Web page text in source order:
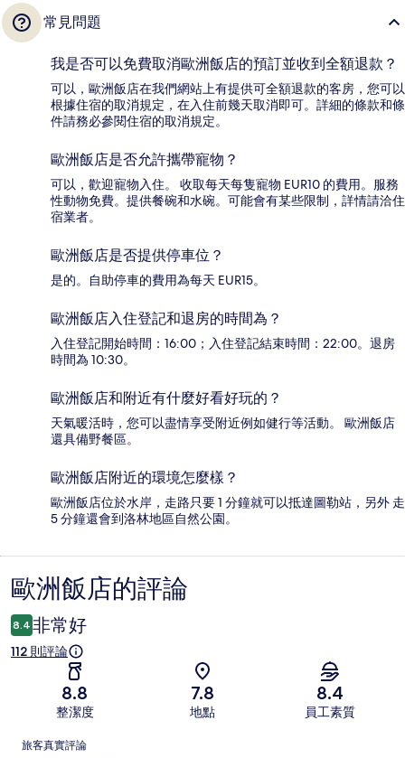
常見問題
我是否可以免費取消歐洲飯店的預訂並收到全額退款？
可以，歐洲飯店在我們網站上有提供可全額退款的客房，您可以
根據住宿的取消規定，在入住前幾天取消即可。詳細的條款和條
件請務必參閱住宿的取消規定。
歐洲飯店是否允許攜帶寵物？
可以，歡迎寵物入住。 收取每天每隻寵物 EUR10 的費用。服務
性動物免費。提供餐碗和水碗。可能會有某些限制，詳情請洽住
宿業者。
歐洲飯店是否提供停車位？
是的。自助停車的費用為每天 EUR15。
歐洲飯店入住登記和退房的時間為？
入住登記開始時間：16:00；入住登記結束時間：22:00。退房
時間為 10:30。
歐洲飯店和附近有什麼好看好玩的？
天氣暖活時，您可以盡情享受附近例如健行等活動。 歐洲飯店
還具備野餐區。
歐洲飯店附近的環境怎麼樣？
歐洲飯店位於水岸，走路只要 1 分鐘就可以抵達圖勒站，另外 走
5 分鐘還會到洛林地區自然公園。
評
論
歐洲飯店的評論
8.4 非常好
112 則評論
8.8
整潔度
7.8
地點
8.4
員工素質
評
旅客真實評論